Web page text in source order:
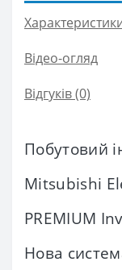
Відео-огляд
Відгуків (0)
Побутовий
Mitsubishi
PREMIUM
Нова